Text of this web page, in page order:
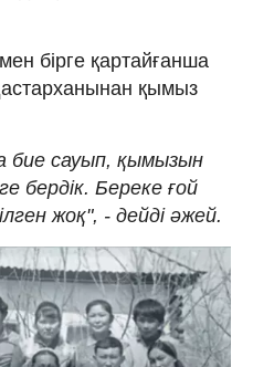
бірге қартайғанша
қымыз
бие сауып, қымызын
бердік. Береке ғой
жоқ", - дейді әжей.